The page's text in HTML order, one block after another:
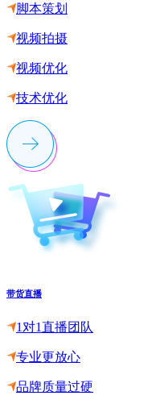
脚本策划
视频拍摄
视频优化
技术优化
带货直播
1对1直播团队
专业更放心
品牌质量过硬